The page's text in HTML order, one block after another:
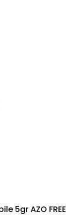
5gr AZO FREE